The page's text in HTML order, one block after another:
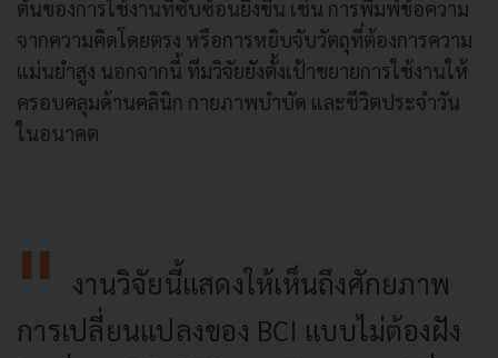
ต้นของการใช้งานที่ซับซ้อนยิ่งขึ้น เช่น การพิมพ์ข้อความ
จากความคิดโดยตรง หรือการหยิบจับวัตถุที่ต้องการความ
แม่นยำสูง นอกจากนี้ ทีมวิจัยยังตั้งเป้าขยายการใช้งานให้
ครอบคลุมด้านคลินิก กายภาพบำบัด และชีวิตประจำวัน
ในอนาคต
งานวิจัยนี้แสดงให้เห็นถึงศักยภาพ
การเปลี่ยนแปลงของ BCI แบบไม่ต้องฝัง